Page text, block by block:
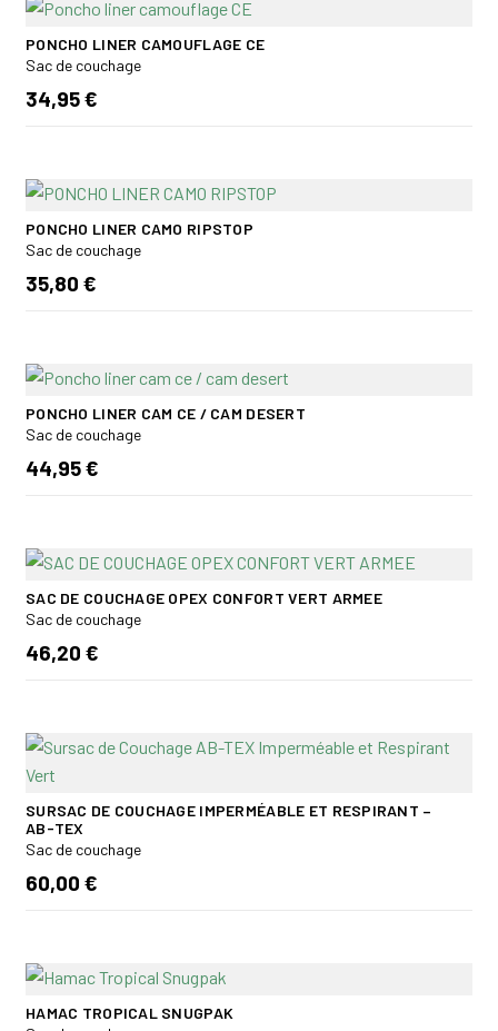
PONCHO LINER CAMOUFLAGE CE
Sac de couchage
34,95 €
PONCHO LINER CAMO RIPSTOP
Sac de couchage
35,80 €
PONCHO LINER CAM CE / CAM DESERT
Sac de couchage
44,95 €
SAC DE COUCHAGE OPEX CONFORT VERT ARMEE
Sac de couchage
46,20 €
SURSAC DE COUCHAGE IMPERMÉABLE ET RESPIRANT –
AB-TEX
Sac de couchage
60,00 €
HAMAC TROPICAL SNUGPAK